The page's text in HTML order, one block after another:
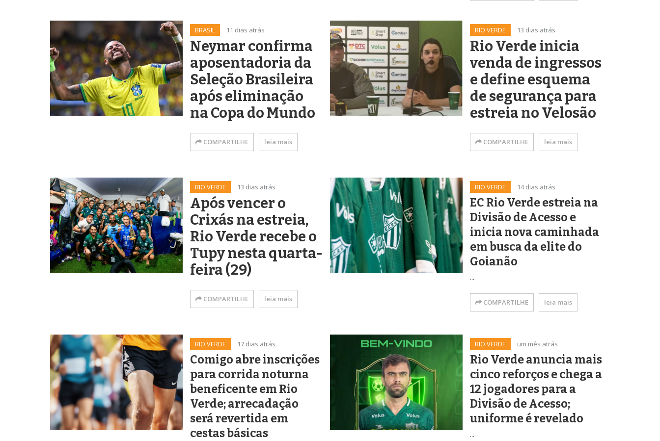
BRASIL 11 dias atrás
Neymar confirma
aposentadoria da
Seleção Brasileira
após eliminação
na Copa do Mundo
COMPARTILHE leia mais
RIO VERDE 13 dias atrás
Rio Verde inicia
venda de ingressos
e define esquema
de segurança para
estreia no Velosão
COMPARTILHE leia mais
RIO VERDE 13 dias atrás
Após vencer o
Crixás na estreia,
Rio Verde recebe o
Tupy nesta quarta-
feira (29)
COMPARTILHE leia mais
RIO VERDE 14 dias atrás
EC Rio Verde estreia na
Divisão de Acesso e
inicia nova caminhada
em busca da elite do
Goianão
...
COMPARTILHE leia mais
RIO VERDE 17 dias atrás
Comigo abre inscrições
para corrida noturna
beneficente em Rio
Verde; arrecadação
será revertida em
cestas básicas
RIO VERDE um mês atrás
Rio Verde anuncia mais
cinco reforços e chega a
12 jogadores para a
Divisão de Acesso;
uniforme é revelado
...